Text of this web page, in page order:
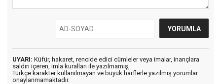
UYARI: Küfür, hakaret, rencide edici cümleler veya imalar, inançlara
saldırı içeren, imla kuralları ile yazılmamış,
Türkçe karakter kullanılmayan ve büyük harflerle yazılmış yorumlar
onaylanmamaktadır.